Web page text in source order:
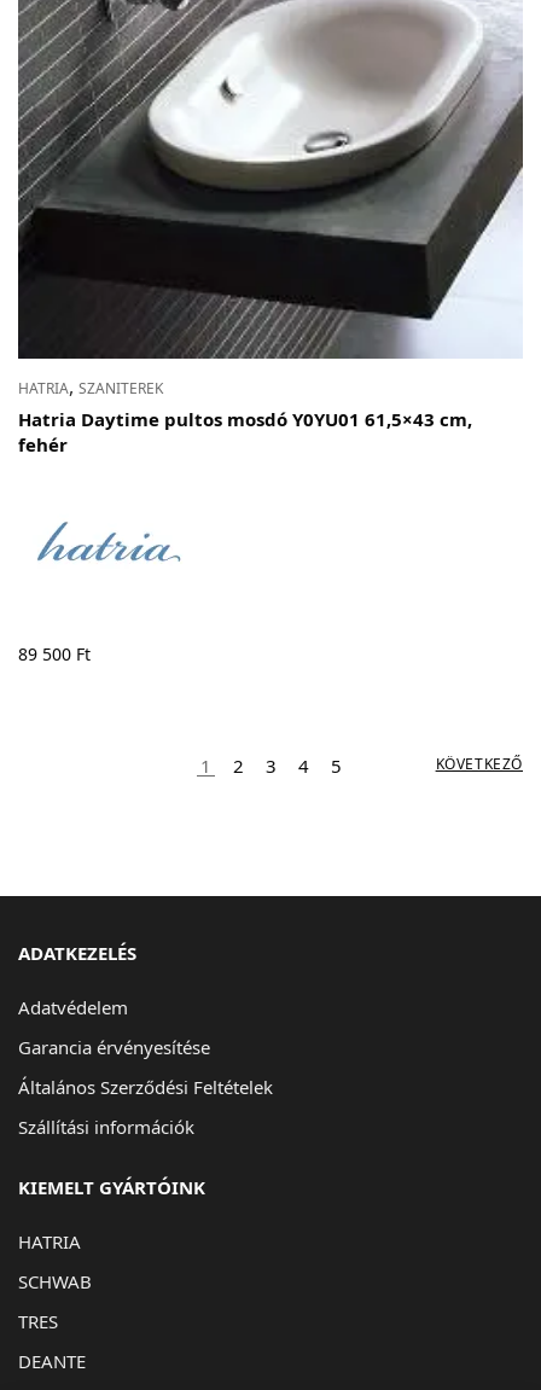
HATRIA, SZANITEREK
Hatria Daytime pultos mosdó Y0YU01 61,5×43 cm,
fehér
89 500 Ft
1 2 3 4 5 KÖVETKEZŐ
ADATKEZELÉS
Adatvédelem
Garancia érvényesítése
Általános Szerződési Feltételek
Szállítási információk
KIEMELT GYÁRTÓINK
HATRIA
SCHWAB
TRES
DEANTE